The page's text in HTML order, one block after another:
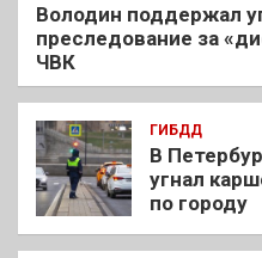
Володин поддержал
преследование за
ЧВК
ГИБДД
В
угнал
по городу